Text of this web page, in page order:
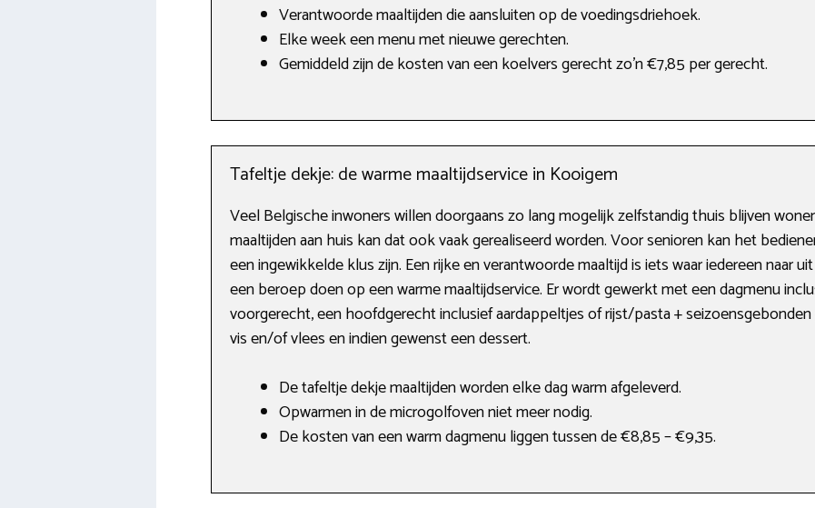
Verantwoorde maaltijden die aansluiten op de voedingsdriehoek.
Elke week een menu met nieuwe gerechten.
Gemiddeld zijn de kosten van een koelvers gerecht zo’n €7,85 per gerecht.
Tafeltje dekje: de warme maaltijdservice in Kooigem
Veel Belgische inwoners willen doorgaans zo lang mogelijk zelfstandig thuis blijven
maaltijden aan huis kan dat ook vaak gerealiseerd worden. Voor senioren kan het
een ingewikkelde klus zijn. Een rijke en verantwoorde maaltijd is iets waar iedereen naar
een beroep doen op een warme maaltijdservice. Er wordt gewerkt met een dagmenu
voorgerecht, een hoofdgerecht inclusief aardappeltjes of rijst/pasta +
vis en/of vlees en indien gewenst een dessert.
De tafeltje dekje maaltijden worden elke dag warm afgeleverd.
Opwarmen in de microgolfoven niet meer nodig.
De kosten van een warm dagmenu liggen tussen de €8,85 – €9,35.